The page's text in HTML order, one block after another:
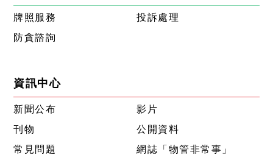
牌照服務
投訴處理
防貪諮詢
資訊中心
新聞公布
影片
刊物
公開資料
常見問題
網誌「物管非常事」